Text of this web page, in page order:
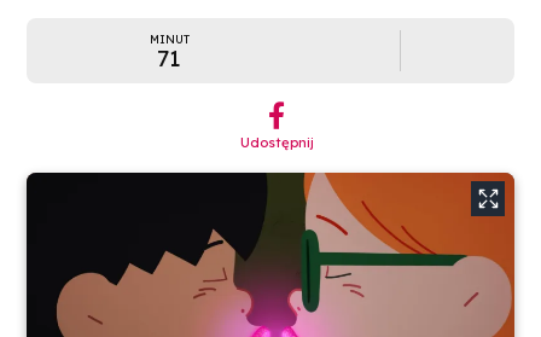
MINUT
71
︁
Udostępnij